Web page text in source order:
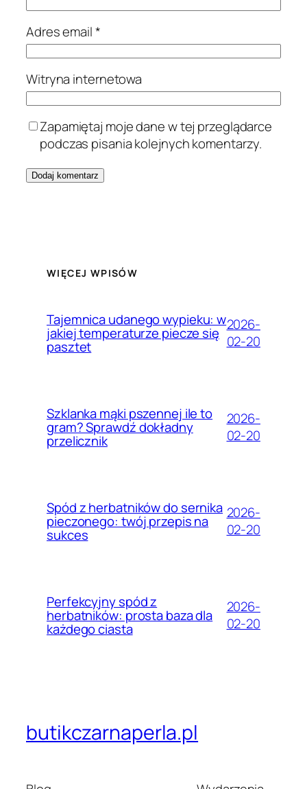
Adres email*
Witryna internetowa
Zapamiętaj moje dane w tej przeglądarce
podczas pisania kolejnych komentarzy.
WIĘCEJ WPISÓW
Tajemnica udanego wypieku: w
jakiej temperaturze piecze się
pasztet
2026-
02-20
Szklanka mąki pszennej ile to
gram? Sprawdź dokładny
przelicznik
2026-
02-20
Spód z herbatników do sernika
pieczonego: twój przepis na
sukces
2026-
02-20
Perfekcyjny spód z
herbatników: prosta baza dla
każdego ciasta
2026-
02-20
butikczarnaperla.pl